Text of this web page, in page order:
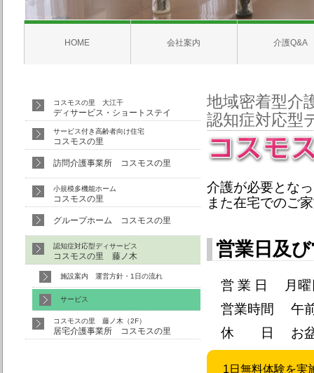
HOME 会社案内 介護Q&A
コスモスの里 大江干
ディサービス・ショートステイ
サービス付き高齢者向け住宅
コスモスの里
訪問介護事業所 コスモスの里
小規模多機能ホーム
コスモスの里
グループホーム コスモスの里
認知症対応型ディサービス
コスモスの里 藤ノ木
施設案内 運営方針・1日の流れ
サービス
コスモスの里 藤ノ木（2F）
居宅介護事業所 コスモスの里
地域密着型介
認知症対応型
介護が必要とな
また在宅でのご
営業日及
営 業 日 月
営業時間 午
休 日 お盆（
1日無料体験を実